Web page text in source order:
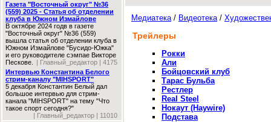
Газета "Восточный округ" №36
(559) 2025 - Статья об отделении
клуба в Южном Измайлове
В октябре 2024 годв в газете
"Восточный округ" №36 (559)
вышла статья об отделении клуба в
Южном Измайлове "Бусидо-Южка"
и его руководителе сэмпае Викторе
Пескове.
| Главный_редактор | 4175
Интервью Константина Белого
стрим-каналу "MIHSPORT"
5 декабря Константин Белый дал
большое интервью для стрим-
канала "MIHSPORT" на тему "Что
такое спорт сегодня?"
| Главный_редактор | 11010
Медиатека/ Видеотека/
Трейлеры
Рокки
Али
Бойцовский клуб
Тарас Бульба
Рестлер
Real Steel
Нокаут (Haywire)
Подстава